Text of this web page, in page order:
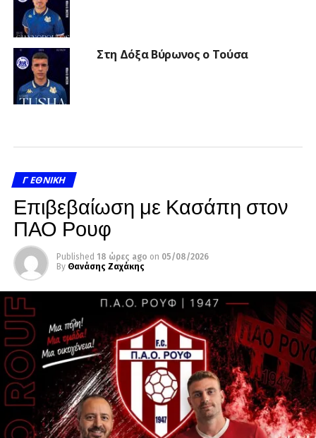
Στη Δόξα Βύρωνος ο Τούσα
Γ ΕΘΝΙΚΉ
Επιβεβαίωση με Κασάπη στον
ΠΑΟ Ρουφ
Published 18 ώρες ago on 05/08/2026
By Θανάσης Ζαχάκης